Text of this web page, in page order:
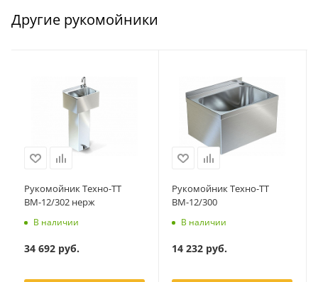
Другие рукомойники
Рукомойник Техно-ТТ
ВМ-12/302 нерж
В наличии
34 692руб.
Рукомойник Техно-ТТ
ВМ-12/300
В наличии
14 232руб.